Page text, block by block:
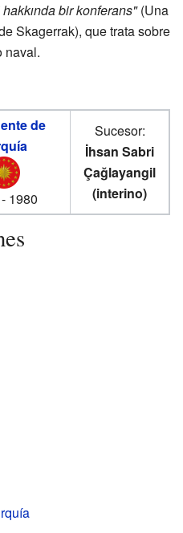
bir konferans"(Una
Skagerrak), que trata sobre
naval.
de
1980
Sucesor:
İhsan Sabri
Çağlayangil
(interino)